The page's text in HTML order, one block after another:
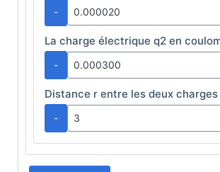
-
La charge électrique q2 en
-
Distance r entre les deux
-